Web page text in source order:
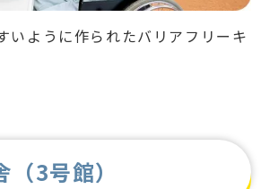
いように作られたバリアフリーキ
3号館）